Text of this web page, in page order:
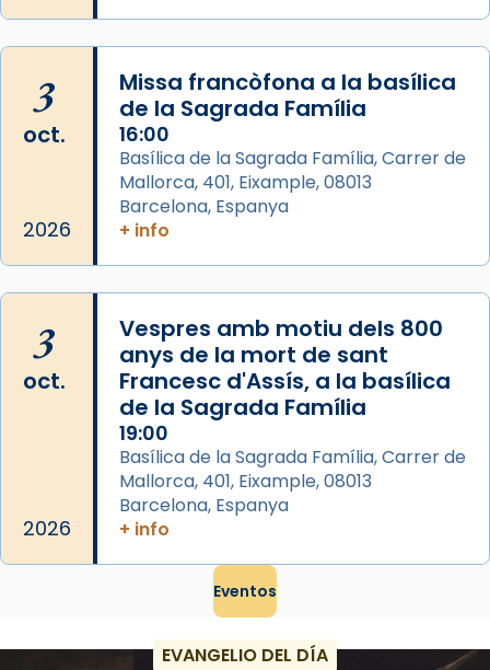
que les santes Juliana (“relatiu a Júlia”) i
Semproniana (“relatiu a Semprònia =
eterna”) són deixebles seves. I l’any 1667, el
frare Joan Gaspar Roig, afirma en una obra
que les santes són filles de l’antiga Iluro.
Mataró en reivindicarà les relíq
Foto
3
oct.
2026
Missa francòfona a la basílica
de la Sagrada Família
16:00
Basílica de la Sagrada Família, Carrer de
Mallorca, 401, Eixample, 08013
Barcelona, Espanya
+ info
3
oct.
2026
Vespres amb motiu dels 800
anys de la mort de sant
Francesc d'Assís, a la basílica
de la Sagrada Família
19:00
Basílica de la Sagrada Família, Carrer de
Mallorca, 401, Eixample, 08013
Barcelona, Espanya
+ info
Eventos
EVANGELIO DEL DÍA